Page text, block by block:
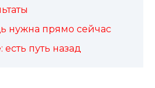
нужна прямо сейчас
путь назад